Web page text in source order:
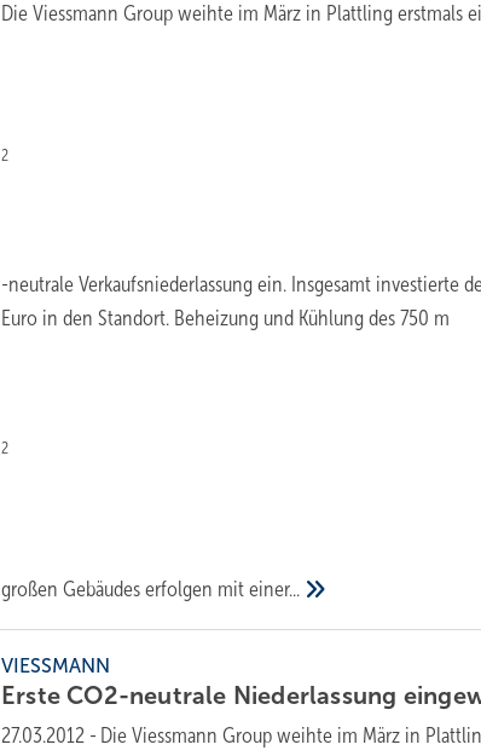
Die Viessmann Group weihte im März in Plattling erstmals
2
-neutrale Verkaufsniederlassung ein. Insgesamt investierte
Euro in den Standort. Beheizung und Kühlung des 750 m
2
großen Gebäudes erfolgen miteiner...
VIESSMANN
Erste CO2-neutrale Niederlassung
27.03.2012 - Die Viessmann Group weihte im März in